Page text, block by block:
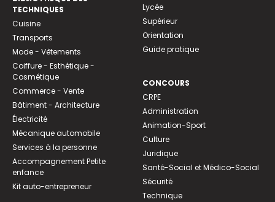
TECHNIQUES
Cuisine
Transports
Mode - Vêtements
Coiffure - Esthétique -
Cosmétique
Commerce - Vente
Bâtiment - Architecture
Électricité
Mécanique automobile
Services à la personne
Accompagnement Petite
enfance
Kit auto-entrepreneur
Lycée
Supérieur
Orientation
Guide pratique
CONCOURS
CRPE
Administration
Animation-Sport
Culture
Juridique
Santé-Social et Médico-Social
Sécurité
Technique